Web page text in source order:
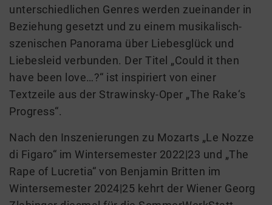
unterschiedlichen Genres werden zueinander in
Beziehung gesetzt und zu einem musikalisch-
szenischen Panorama über Liebesglück und
Liebesleid verbunden. Der Titel „Could it then
have been love…?“ ist inspiriert von einer
Textzeile aus der Strawinsky-Oper „The Rake‘s
Progress“.
Nach den Inszenierungen zu Mozarts „Le Nozze
di Figaro“ im Wintersemester 2022|23 und „The
Rape of Lucretia“ von Benjamin Britten im
Wintersemester 2024|25 kehrt der Wiener Georg